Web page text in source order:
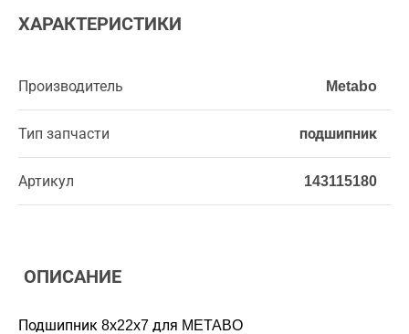
ХАРАКТЕРИСТИКИ
Производитель Metabo
Тип запчасти подшипник
Артикул 143115180
ОПИСАНИЕ
Подшипник 8x22x7 для METABO